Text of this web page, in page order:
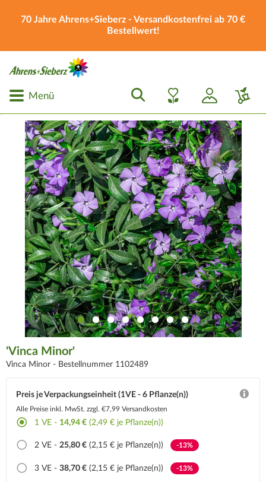
70 Jahre Ahrens+Sieberz - Versandkostenfrei ab 70 €
Bestellwert!
Menü
'Vinca Minor'
Vinca Minor - Bestellnummer 1102489
Preis je Verpackungseinheit (1VE - 6 Pflanze(n))
Alle Preise inkl. MwSt. zzgl. €7,99 Versandkosten
1 VE - 14,94 € (2,49 € je Pflanze(n))
2 VE - 25,80 € (2,15 € je Pflanze(n)) -13%
3 VE - 38,70 € (2,15 € je Pflanze(n)) -13%